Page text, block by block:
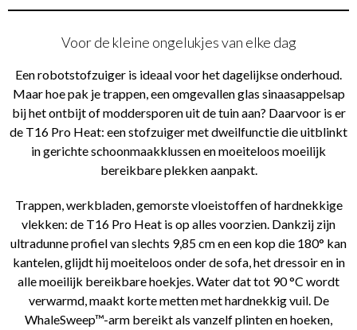
Voor de kleine ongelukjes van elke dag
Een robotstofzuiger is ideaal voor het dagelijkse onderhoud.
Maar hoe pak je trappen, een omgevallen glas sinaasappelsap
bij het ontbijt of moddersporen uit de tuin aan? Daarvoor is er
de T16 Pro Heat: een stofzuiger met dweilfunctie die uitblinkt
in gerichte schoonmaakklussen en moeiteloos moeilijk
bereikbare plekken aanpakt.
Trappen, werkbladen, gemorste vloeistoffen of hardnekkige
vlekken: de T16 Pro Heat is op alles voorzien. Dankzij zijn
ultradunne profiel van slechts 9,85 cm en een kop die 180° kan
kantelen, glijdt hij moeiteloos onder de sofa, het dressoir en in
alle moeilijk bereikbare hoekjes. Water dat tot 90 °C wordt
verwarmd, maakt korte metten met hardnekkig vuil. De
WhaleSweep™-arm bereikt als vanzelf plinten en hoeken,